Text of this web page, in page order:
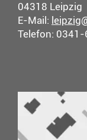
04318 Leipzig
E-Mail:
Telefon: